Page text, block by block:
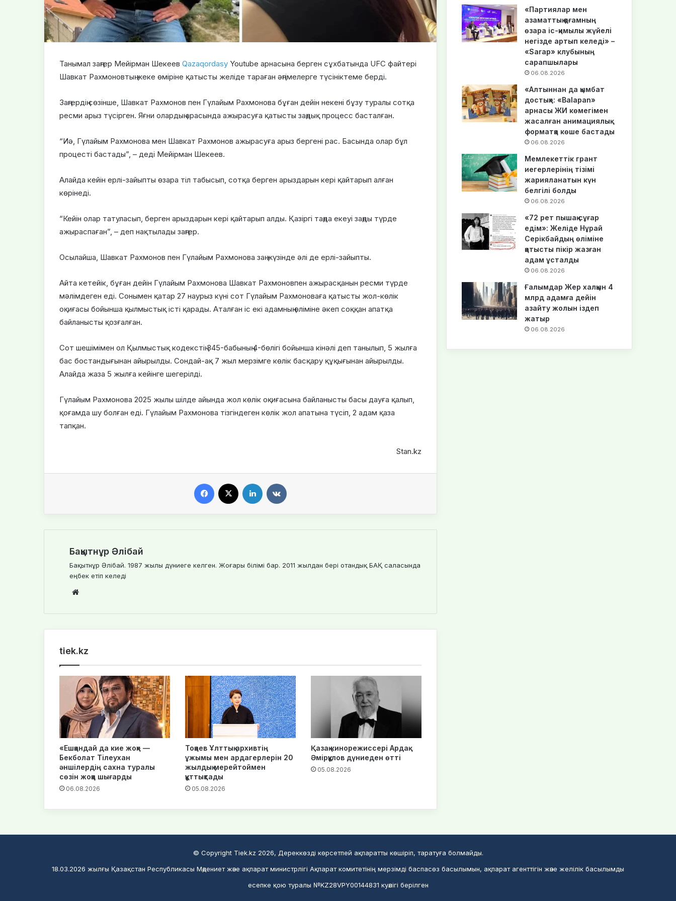
Танымал заңгер Мейірман Шекеев Qazaqordasy Youtube арнасына берген сұхбатында UFC файтері
Шавкат Рахмоновтың жеке өміріне қатысты желіде тараған әңгімелерге түсініктеме берді.
Заңгердің сөзінше, Шавкат Рахмонов пен Гүлайым Рахмонова бұған дейін некені бұзу туралы сотқа
ресми арыз түсірген. Яғни олардың арасында ажырасуға қатысты заңдық процесс басталған.
“Иә, Гүлайым Рахмонова мен Шавкат Рахмонов ажырасуға арыз бергені рас. Басында олар бұл
процесті бастады”, – деді Мейірман Шекеев.
Алайда кейін ерлі-зайыпты өзара тіл табысып, сотқа берген арыздарын кері қайтарып алған
көрінеді.
“Кейін олар татуласып, берген арыздарын кері қайтарып алды. Қазіргі таңда екеуі заңды түрде
ажыраспаған”, – деп нақтылады заңгер.
Осылайша, Шавкат Рахмонов пен Гүлайым Рахмонова заң жүзінде әлі де ерлі-зайыпты.
Айта кетейік, бұған дейін Гүлайым Рахмонова Шавкат Рахмоновпен ажырасқанын ресми түрде
мәлімдеген еді. Сонымен қатар 27 наурыз күні сот Гүлайым Рахмоноваға қатысты жол-көлік
оқиғасы бойынша қылмыстық істі қарады. Аталған іс екі адамның өліміне әкеп соққан апатқа
байланысты қозғалған.
Сот шешімімен ол Қылмыстық кодекстің 345-бабының 4-бөлігі бойынша кінәлі деп танылып, 5 жылға
бас бостандығынан айырылды. Сондай-ақ 7 жыл мерзімге көлік басқару құқығынан айырылды.
Алайда жаза 5 жылға кейінге шегерілді.
Гүлайым Рахмонова 2025 жылы шілде айында жол көлік оқиғасына байланысты басы дауға қалып,
қоғамда шу болған еді. Гүлайым Рахмонова тізгіндеген көлік жол апатына түсіп, 2 адам қаза
тапқан.
Stan.kz
Бақытнұр Әлібай
Бақытнұр Әлібай. 1987 жылы дүниеге келген. Жоғары білімі бар. 2011 жылдан бері отандық БАҚ саласында
еңбек етіп келеді
te
tiek.kz
«Ешқандай да кие жоқ» —
Бекболат Тілеухан
әншілердің сахна туралы
сөзін жоққа шығарды
06.08.2026
Тоқаев Ұлттық архивтің
ұжымы мен ардагерлерін 20
жылдық мерейтоймен
құттықтады
05.08.2026
Қазақ кинорежиссері Ардақ
Әмірқұлов дүниеден өтті
05.08.2026
«Партиялар мен
азаматтық қоғамның
өзара іс-қимылы жүйелі
негізде артып келеді» –
«Sarap» клубының
сарапшылары
06.08.2026
«Алтыннан да қымбат
достық»: «Balapan»
арнасы ЖИ көмегімен
жасалған анимациялық
форматқа көше бастады
06.08.2026
Мемлекеттік грант
иегерлерінің тізімі
жарияланатын күн
белгілі болды
06.08.2026
«72 рет пышақ сұғар
едім»: Желіде Нұрай
Серікбайдың өліміне
қатысты пікір жазған
адам ұсталды
06.08.2026
Ғалымдар Жер халқын 4
млрд адамға дейін
азайту жолын іздеп
жатыр
06.08.2026
© Copyright Tiek.kz 2026, Дереккөзді көрсетпей ақпаратты көшіріп, таратуға болмайды.
18.03.2026 жылғы Қазақстан Республикасы Мәдениет және ақпарат министрлігі Ақпарат комитетінің мерзімді баспасөз басылымын, ақпарат агенттігін және желілік басылымды
есепке қою туралы №KZ28VPY00144831 куәлігі берілген